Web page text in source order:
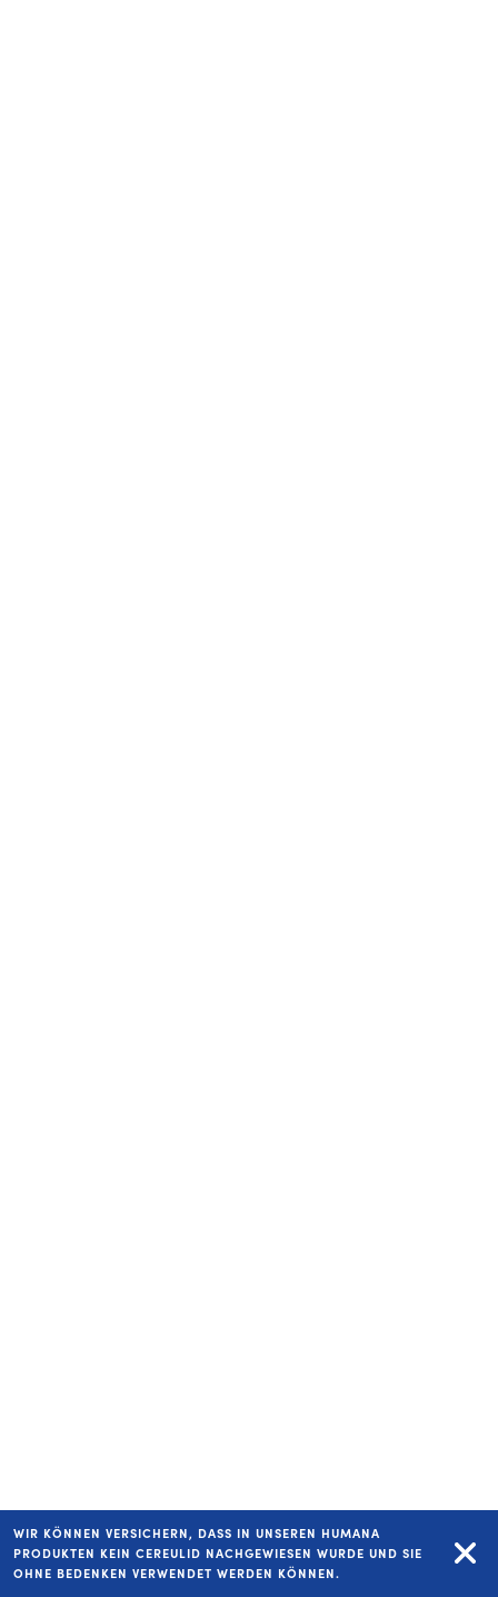
WIR KÖNNEN VERSICHERN, DASS IN UNSEREN HUMANA
PRODUKTEN KEIN CEREULID NACHGEWIESEN WURDE UND SIE
OHNE BEDENKEN VERWENDET WERDEN KÖNNEN.